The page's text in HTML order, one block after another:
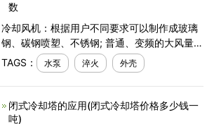
数
冷却风机：根据用户不同要求可以制作成玻璃
钢、碳钢喷塑、不锈钢; 普通、变频的大风量、
低噪音的风机。脱水器：为节约宝贵的水资
源。特在风机下部设置了高效脱水器，有效的
控制了水的
TAGS： 水泵 淬火 外壳
闭式冷却塔的应用(闭式冷却塔价格多少钱一
吨)